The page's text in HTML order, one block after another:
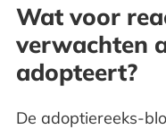
Wat voor
verwachten
adopteert?
De adoptiereeks-